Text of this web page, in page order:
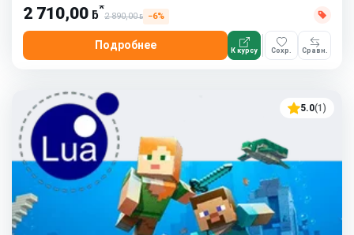
2 710,00 ƃ*
2 890,00ƃ −6%
Подробнее К курсу Сохр. Сравн.
5.0(1)